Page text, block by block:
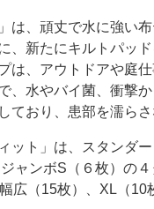
は、頑丈で水に強い
、新たにキルトパッ
は、アウトドアや庭
、水やバイ菌、衝撃
ており、患部を濡らさ
ット」は、スタンダ
ャンボS（６枚）の
広（15枚）、XL（